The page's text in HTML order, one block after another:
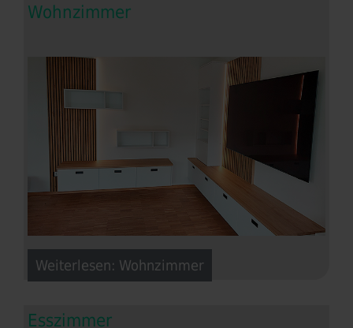
Wohnzimmer
Weiterlesen: Wohnzimmer
Esszimmer